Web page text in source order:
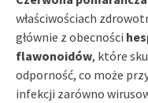
właściwościach
głównie z obecności
flawonoidów, które
odporność, co może
infekcji zarówno